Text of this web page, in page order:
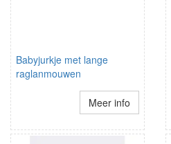
Babyjurkje met lange
raglanmouwen
Meer info